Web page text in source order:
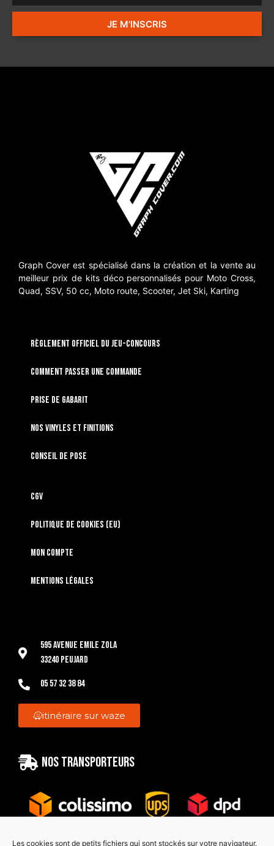
Les cookies sont de petits fichiers qui sont stockés sur votre navigateur.
JE M'INSCRIS
Graph Cover est spécialisé dans la création et la vente au
meilleur prix de kits déco personnalisés pour Moto Cross,
Quad, SSV, 50 cc, Moto route, Scooter, Jet Ski, Karting
RÈGLEMENT OFFICIEL DU JEU-CONCOURS
Comment passer une commande
Prise de gabarit
Nos vinyles et finitions
Conseil de pose
CGV
Politique de cookies (EU)
Mon compte
Mentions légales
595 Avenue Emile Zola
33240 Peujard
05 57 32 38 84
itinéraire sur waze
Nos transporteurs